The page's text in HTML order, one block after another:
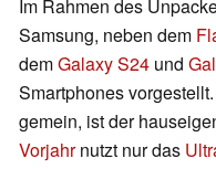
Im Rahmen des
Samsung, neben dem
demGalaxy S24 und
Smartphones
gemein, ist der
Vorjahrnutzt nur das